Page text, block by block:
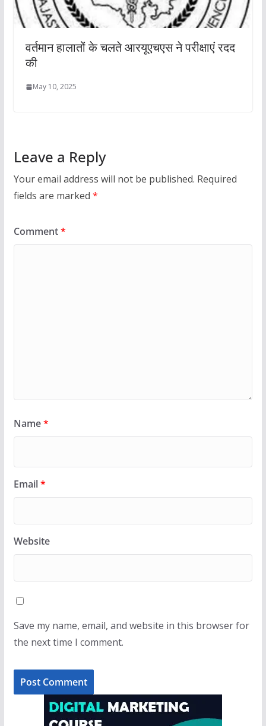
वर्तमान हालातों के चलते आरयूएचएस ने परीक्षाएं रदद
की
May 10, 2025
Leave a Reply
Your email address will not be published. Required
fields are marked *
Comment*
Name*
Email*
Website
Save my name, email, and website in this browser for
the next time I comment.